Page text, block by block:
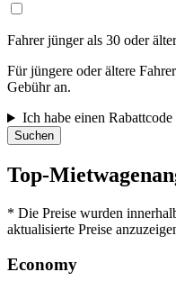
Fahrer jünger als 30 oder
Für jüngere oder ältere
Gebühr an.
Ich habe einen Rabattcode
Suchen
Top-
* Die Preise wurden
aktualisierte Preise
Economy